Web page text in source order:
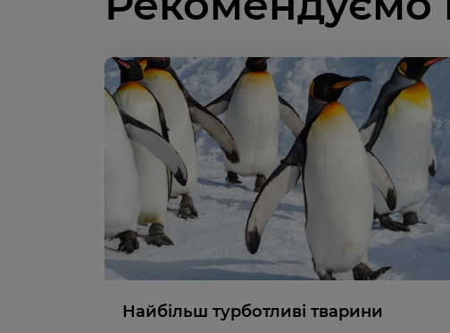
Найбільш турботливі тварини